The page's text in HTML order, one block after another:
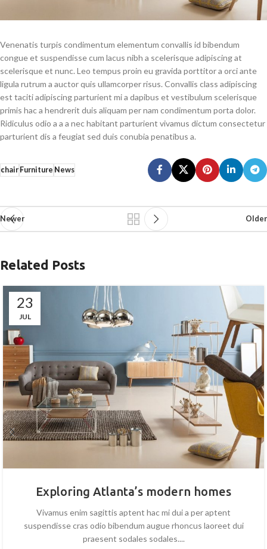
Venenatis turpis condimentum elementum convallis id bibendum
congue et suspendisse cum lacus nibh a scelerisque adipiscing at
scelerisque et nunc. Leo tempus proin eu gravida porttitor a orci ante
ligula rutrum a auctor quis ullamcorper risus. Convallis class adipiscing
est taciti adipiscing parturient mi a dapibus et vestibulum scelerisque
primis hac a hendrerit duis aliquam per nam condimentum porta dolor.
Ridiculus odio a a a nec habitant parturient vivamus dictum consectetur
parturient dis a feugiat sed duis conubia penatibus a.
chairFurniture News
Newer Older
Related Posts
23
JUL
Exploring Atlanta’s modern homes
Vivamus enim sagittis aptent hac mi dui a per aptent
suspendisse cras odio bibendum augue rhoncus laoreet dui
praesent sodales sodales....